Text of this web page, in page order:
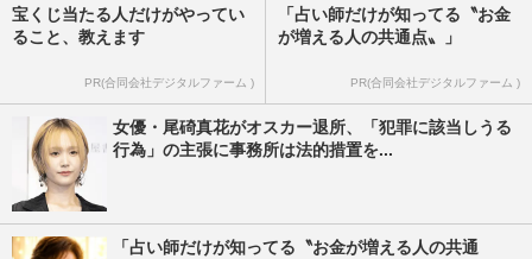
宝くじ当たる人だけがやってい
ること、教えます
PR(合同会社デジタルファーム )
「占い師だけが知ってる〝お金
が増える人の共通点〟」
PR(合同会社デジタルファーム )
女優・尾碕真花がオスカー退所、「犯罪に該当しうる
行為」の主張に事務所は法的措置を...
「占い師だけが知ってる〝お金が増える人の共通